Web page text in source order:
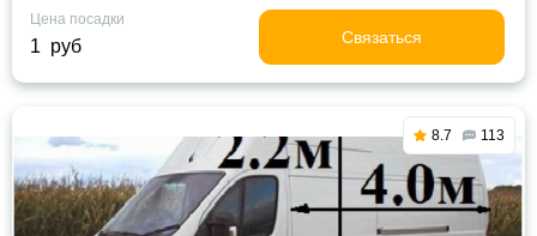
Цена посадки
1 руб Связаться
8.7 113